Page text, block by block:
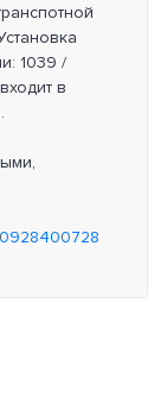
1039 /
в
0928400728